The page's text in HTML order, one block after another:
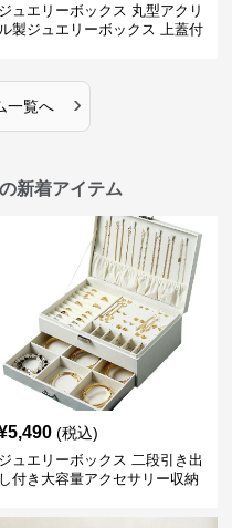
ジュエリーボックス 丸型アクリ
ル製ジュエリーボックス 上蓋付
一覧へ ›
新着アイテム
5,490 (税込)
ジュエリーボックス 二段引き出
し付き大容量アクセサリー収納